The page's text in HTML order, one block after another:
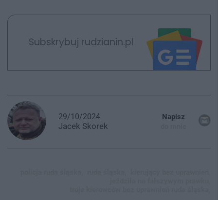
Subskrybuj rudzianin.pl
29/10/2024
Jacek Skorek
Napisz